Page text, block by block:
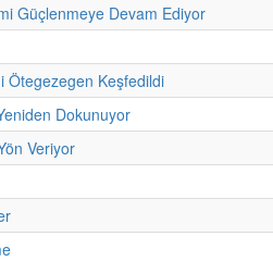
Güçlenmeye Devam Ediyor
Ötegezegen Keşfedildi
Dokunuyor
Veriyor